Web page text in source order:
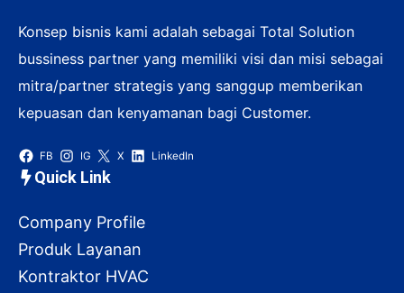
Konsep bisnis kami adalah sebagai Total Solution
bussiness partner yang memiliki visi dan misi sebagai
mitra/partner strategis yang sanggup memberikan
kepuasan dan kenyamanan bagi Customer.
FB IG X LinkedIn
Quick Link
Company Profile
Produk Layanan
Kontraktor HVAC